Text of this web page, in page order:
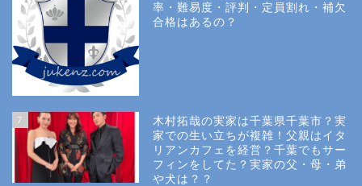
率・難易度・評判・定員割れ・補欠
合格はあるの？
7
木村拓哉の実家は千葉県千葉市？実
家での生い立ちが複雑！父親はイタ
リアンカフェを経営？千葉でもサー
フィンをしてた？実家の父・母・弟
や犬は？？
Privacy Policy